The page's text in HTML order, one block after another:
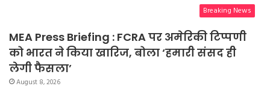
Breaking News
MEA Press Briefing : FCRA पर अमेरिकी टिप्पणी
को भारत ने किया खारिज, बोला ‘हमारी संसद ही
लेगी फैसला’
August 8, 2026